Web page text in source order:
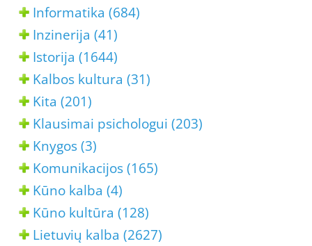
Informatika (684)
Inzinerija (41)
Istorija (1644)
Kalbos kultura (31)
Kita (201)
Klausimai psichologui (203)
Knygos (3)
Komunikacijos (165)
Kūno kalba (4)
Kūno kultūra (128)
Lietuvių kalba (2627)